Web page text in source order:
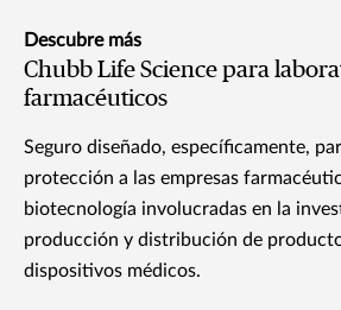
Descubre más
Chubb Life Science para
farmacéuticos
Seguro diseñado, específicamente,
protección a las empresas
biotecnología involucradas en la
producción y distribución de
dispositivos médicos.